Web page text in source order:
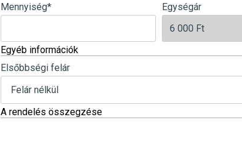
Mennyiség* Egységár
Egyéb információk
Elsőbbségi felár
A rendelés összegzése